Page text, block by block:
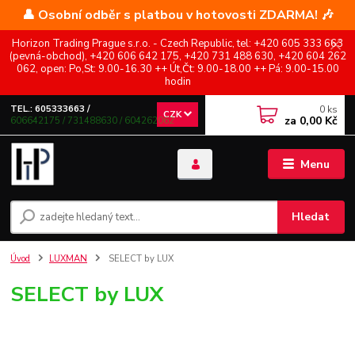
👤 Osobní odběr s platbou v hotovosti ZDARMA! 🎶
Horizon Trading Prague s.r.o. - Czech Republic, tel: +420 605 333 663
(pevná-obchod), +420 606 642 175, +420 731 488 630, +420 604 262
062, open: Po,St: 9.00-16.30 ++ Út,Čt: 9.00-18.00 ++ Pá: 9.00-15.00
hodin
Menu
CZK
Hledat
TEL.: 605333663 /
606642175 / 731488630 / 604262062
0 ks
za 0,00 Kč
Úvod LUXMAN SELECT by LUX
SELECT by LUX